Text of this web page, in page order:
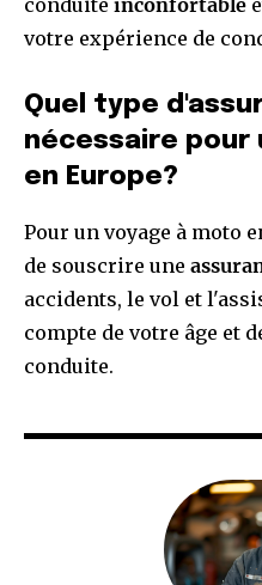
conduite inconfortable
votre expérience de
Quel type
nécessaire pour
en Europe?
Pour un voyage à moto
de souscrire une
accidents, le vol et
compte de votre âge et
conduite.